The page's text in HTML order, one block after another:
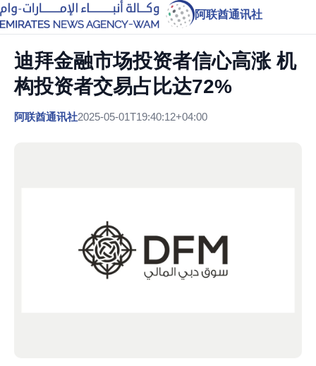
阿联酋通讯社
迪拜金融市场投资者信心高涨 机
构投资者交易占比达72%
阿联酋通讯社2025-05-01T19:40:12+04:00